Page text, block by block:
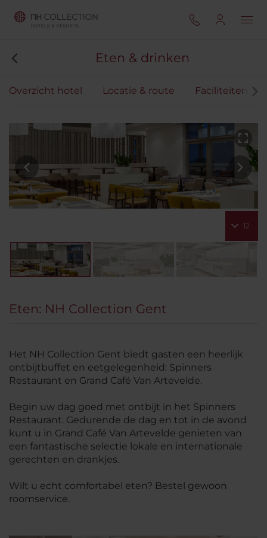
Eten & drinken
Overzicht hotel Locatie & route Faciliteiten
12
Eten: NH Collection Gent
Het NH Collection Gent biedt gasten een heerlijk
ontbijtbuffet en eetgelegenheid: Spinners
Restaurant en Grand Café Van Artevelde.
Begin uw dag goed met ontbijt in het Spinners
Restaurant. Gedurende de dag en tot in de avond
kunt u in Grand Café Van Artevelde genieten van
een fantastische selectie lokale en internationale
gerechten en drankjes.
Wilt u echt comfortabel eten? Bestel gewoon
roomservice.